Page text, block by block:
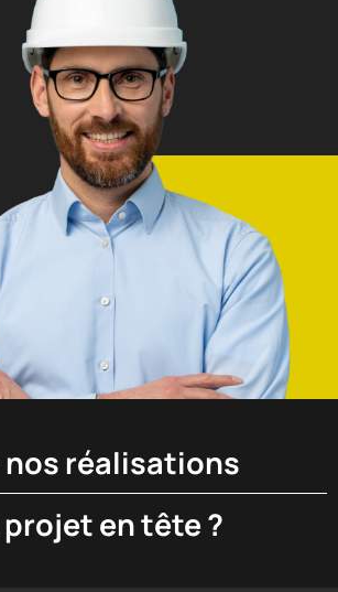
CONSTRUCTION
COMMERCIALE
AMÉNAGEMENT
PAYSAGER
EXCAVATION
nos réalisations
projet en tête ?